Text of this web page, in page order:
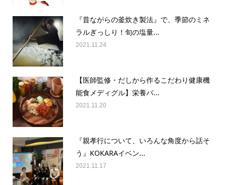
『昔ながらの釜炊き製法』で、季節のミネ
ラルぎっしり！旬の塩量...
2021.11.24
【医師監修・だしから作るこだわり健康機
能食メディグル】栄養バ...
2021.11.20
『親孝行について、いろんな角度から話そ
う』KOKARAイベン...
2021.11.17